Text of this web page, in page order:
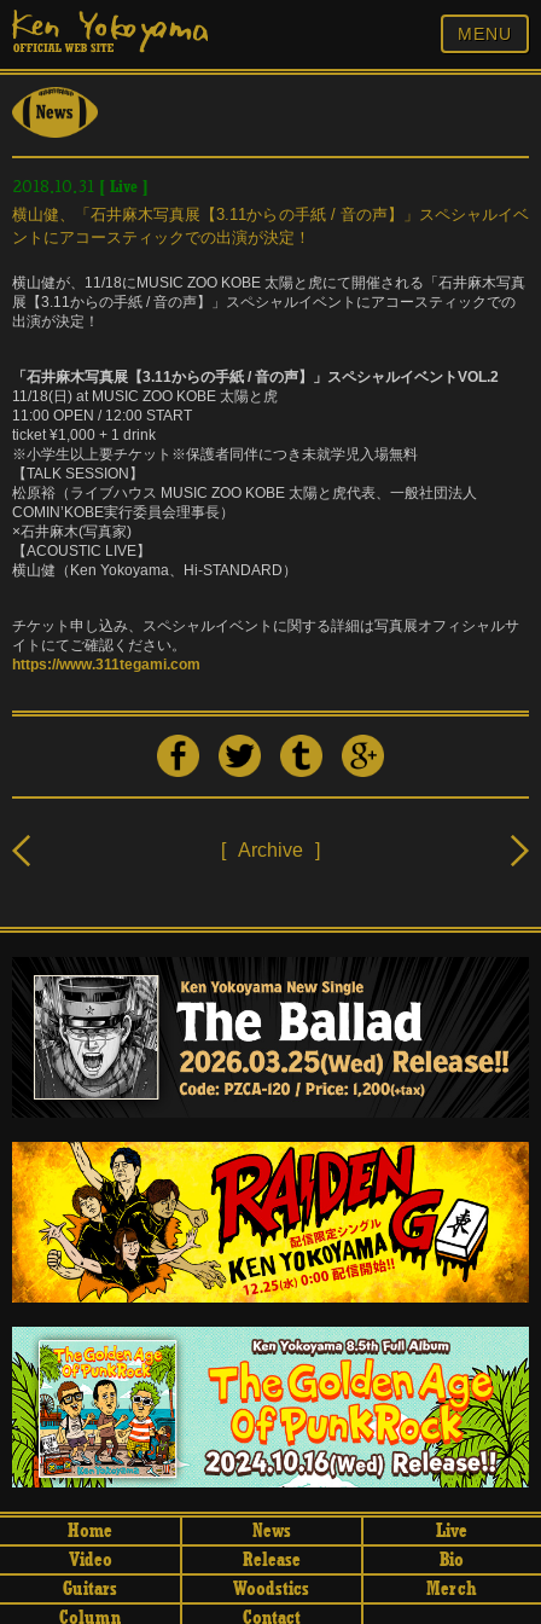
MENU
2018.10.31 [ Live ]
横山健、「石井麻木写真展【3.11からの手紙 / 音の声】」スペシャルイベ
ントにアコースティックでの出演が決定！
横山健が、11/18にMUSIC ZOO KOBE 太陽と虎にて開催される「石井麻木写真
展【3.11からの手紙 / 音の声】」スペシャルイベントにアコースティックでの
出演が決定！
「石井麻木写真展【3.11からの手紙 / 音の声】」スペシャルイベントVOL.2
11/18(日) at MUSIC ZOO KOBE 太陽と虎
11:00 OPEN / 12:00 START
ticket ¥1,000 + 1 drink
※小学生以上要チケット※保護者同伴につき未就学児入場無料
【TALK SESSION】
松原裕（ライブハウス MUSIC ZOO KOBE 太陽と虎代表、一般社団法人
COMIN’KOBE実行委員会理事長）
×石井麻木(写真家)
【ACOUSTIC LIVE】
横山健（Ken Yokoyama、Hi-STANDARD）
チケット申し込み、スペシャルイベントに関する詳細は写真展オフィシャルサ
イトにてご確認ください。
https://www.311tegami.com
[ Archive ]
Home News
Live
Video
Release
Bio
Guitars
Woodstics
Merch
Column
Contact